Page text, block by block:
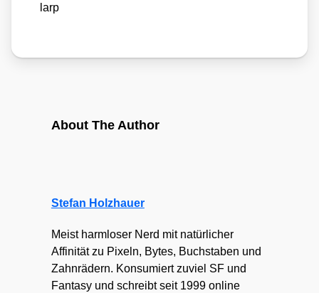
larp
About The Author
Stefan Holzhauer
Meist harmloser Nerd mit natürlicher
Affinität zu Pixeln, Bytes, Buchstaben und
Zahnrädern. Konsumiert zuviel SF und
Fantasy und schreibt seit 1999 online